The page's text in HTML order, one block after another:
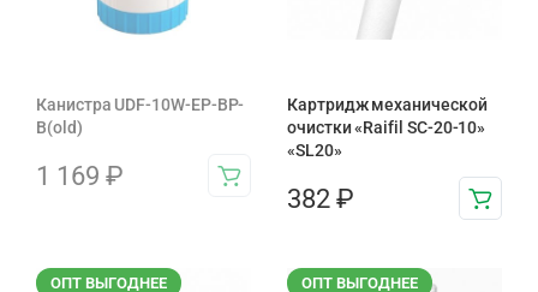
Канистра UDF-10W-EP-BP-
B(old)
1 169 ₽
Картридж механической
очистки «Raifil SC-20-10»
«SL20»
382 ₽
ОПТ ВЫГОДНЕЕ ОПТ ВЫГОДНЕЕ